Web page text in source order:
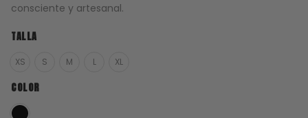
consciente y artesanal.
TALLA
XS S M L XL
COLOR